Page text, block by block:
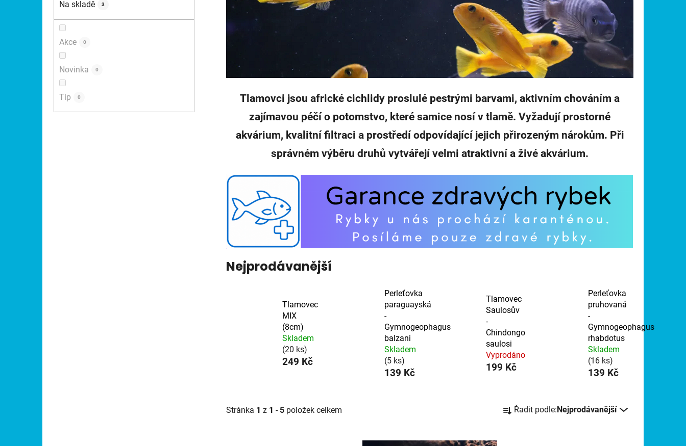
Na skladě 3
Akce 0
Novinka 0
Tip 0
Tlamovci jsou africké cichlidy proslulé pestrými barvami, aktivním chováním a
zajímavou péčí o potomstvo, které samice nosí v tlamě. Vyžadují prostorné
akvárium, kvalitní filtraci a prostředí odpovídající jejich přirozeným nárokům. Při
správném výběru druhů vytvářejí velmi atraktivní a živé akvárium.
Nejprodávanější
Tlamovec
MIX
(8cm)
Skladem
(20 ks)
249 Kč
Perleťovka
paraguayská
-
Gymnogeophagus
balzani
Skladem
(5 ks)
139 Kč
Tlamovec
Saulosův
-
Chindongo
saulosi
Vyprodáno
199 Kč
Perleťovka
pruhovaná
-
Gymnogeophagus
rhabdotus
Skladem
(16 ks)
139 Kč
Stránka 1 z 1 - 5 položek celkem a Řadit podle: Nejprodávanější